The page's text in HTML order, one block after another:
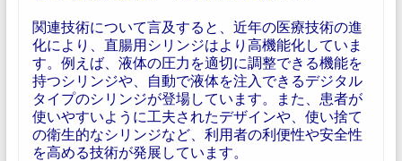
関連技術について言及すると、近年の医療技術の進
化により、直腸用シリンジはより高機能化していま
す。例えば、液体の圧力を適切に調整できる機能を
持つシリンジや、自動で液体を注入できるデジタル
タイプのシリンジが登場しています。また、患者が
使いやすいように工夫されたデザインや、使い捨て
の衛生的なシリンジなど、利用者の利便性や安全性
を高める技術が発展しています。